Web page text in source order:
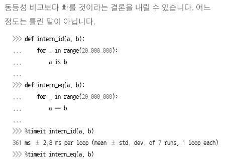
동등성 비교보다 빠를 것이라는 결론을 내릴 수 있습니다. 어느
정도는 틀린 말이 아닙니다.
>>> def intern_id(a, b):
for in range(20_000_000):
a is b
>>> def intern_eq(a, b):
for in range(20_000_000):
a == b
>>> %timeit intern_id(a, b)
361
ms ± 2.8 ms per loop (mean ± std dev. of 7 runs, 1 loop each)
>>> %timeit intern_eq(a, b)